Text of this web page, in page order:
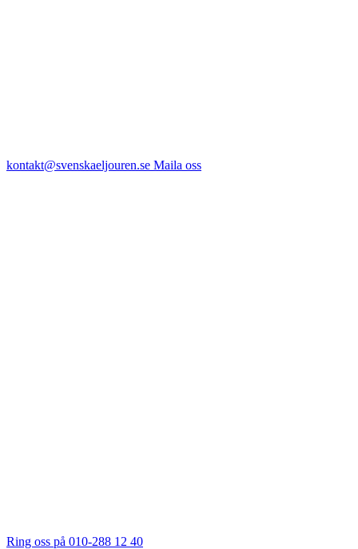
kontakt@svenskaeljouren.se Maila oss
Ring oss på 010-288 12 40